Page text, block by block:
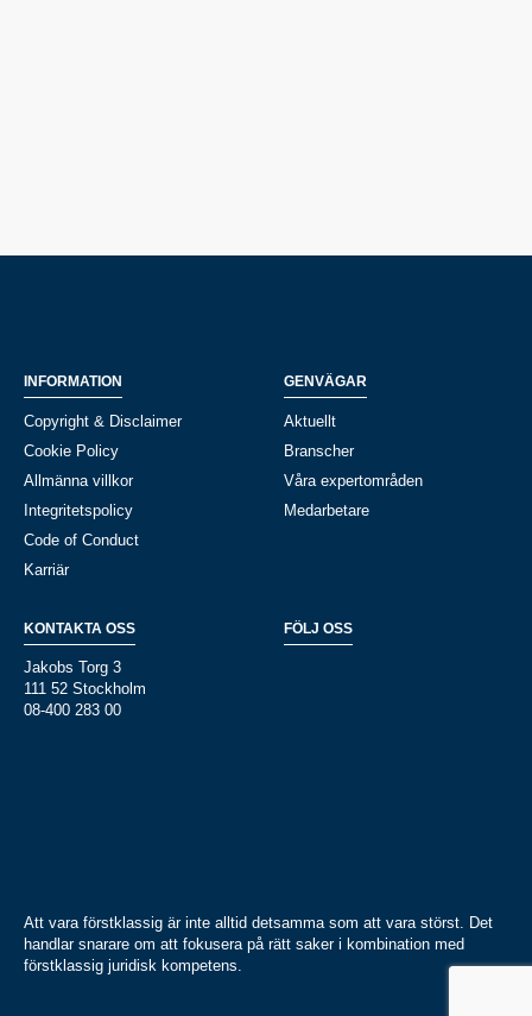
INFORMATION
Copyright & Disclaimer
Cookie Policy
Allmänna villkor
Integritetspolicy
Code of Conduct
Karriär
GENVÄGAR
Aktuellt
Branscher
Våra expertområden
Medarbetare
KONTAKTA OSS
Jakobs Torg 3
111 52 Stockholm
08-400 283 00
FÖLJ OSS
Att vara förstklassig är inte alltid detsamma som att vara störst. Det
handlar snarare om att fokusera på rätt saker i kombination med
förstklassig juridisk kompetens.